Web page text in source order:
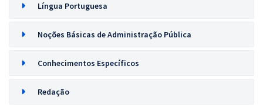
Língua Portuguesa
Noções Básicas de Administração Pública
Conhecimentos Específicos
Redação